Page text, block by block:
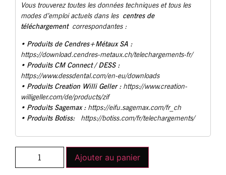
Vous trouverez toutes les données techniques et tous les
modes d’emploi actuels dans les centres de
téléchargementcorrespondantes :
• Produits de Cendres+Métaux SA :
https://download.cendres-metaux.ch/telechargements-fr/
• Produits CM Connect / DESS :
https://www.dessdental.com/en-eu/downloads
• Produits Creation Willi Geller : https://www.creation-
willigeller.com/de/products/zif
• Produits Sagemax : https://eifu.sagemax.com/fr_ch
• Produits Botiss: https://botiss.com/fr/telechargements/
Ajouter au panier